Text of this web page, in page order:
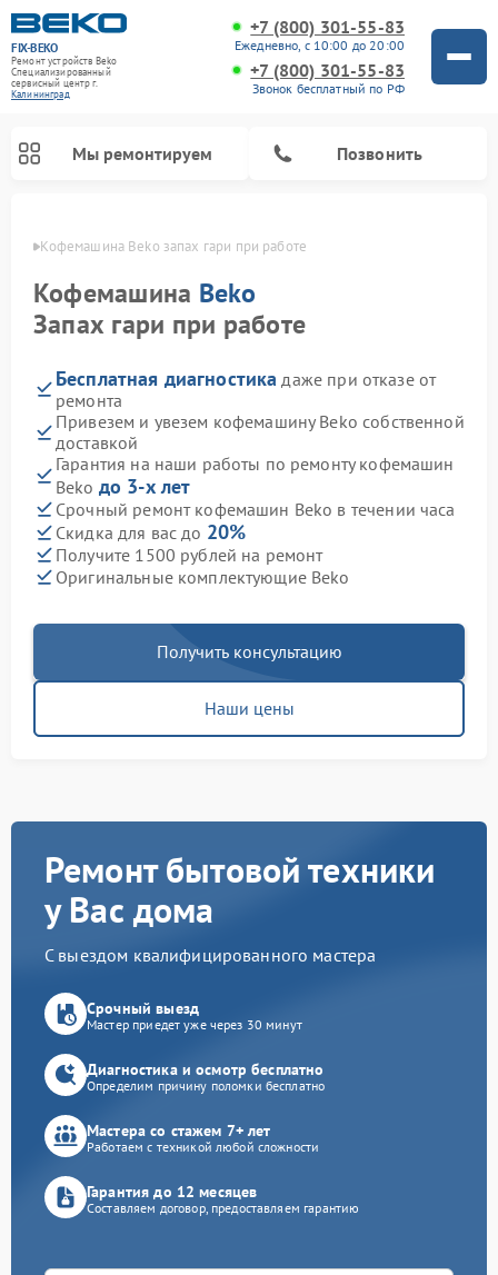
FIX-BEKO
Ремонт устройств Beko
Специализированный
cервисный центр г.
Калининград
+7 (800) 301-55-83
Ежедневно, с 10:00 до 20:00
+7 (800) 301-55-83
Звонок бесплатный по РФ
Мы ремонтируем Позвонить
Кофемашина Beko запах гари при работе
Кофемашина Beko
Запах гари при работе
Бесплатная диагностика даже при отказе от
ремонта
Привезем и увезем кофемашину Beko собственной
доставкой
Гарантия на наши работы по ремонту кофемашин
Beko до 3-х лет
Срочный ремонт кофемашин Beko в течении часа
Скидка для вас до 20%
Получите 1500 рублей на ремонт
Оригинальные комплектующие Beko
Получить консультацию
Наши цены
Ремонт бытовой техники
у Вас дома
С выездом квалифицированного мастера
Срочный выезд
Мастер приедет уже через 30 минут
Диагностика и осмотр бесплатно
Определим причину поломки бесплатно
Мастера со стажем 7+ лет
Работаем с техникой любой сложности
Гарантия до 12 месяцев
Составляем договор, предоставляем гарантию